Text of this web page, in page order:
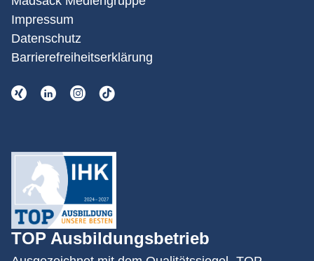
Impressum
Datenschutz
Barrierefreiheitserklärung
TOP Ausbildungsbetrieb